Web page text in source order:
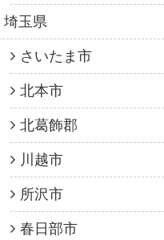
埼玉県
さいたま市
北本市
北葛飾郡
川越市
所沢市
春日部市